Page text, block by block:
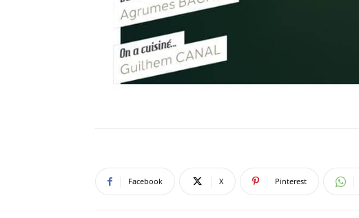
Facebook X Pinterest